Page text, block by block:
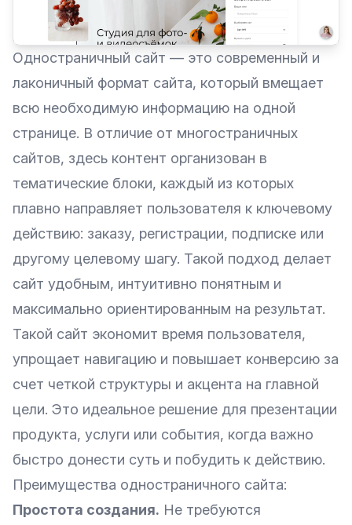
Одностраничный сайт — это современный и
лаконичный формат сайта, который вмещает
всю необходимую информацию на одной
странице. В отличие от многостраничных
сайтов, здесь контент организован в
тематические блоки, каждый из которых
плавно направляет пользователя к ключевому
действию: заказу, регистрации, подписке или
другому целевому шагу. Такой подход делает
сайт удобным, интуитивно понятным и
максимально ориентированным на результат.
Такой сайт экономит время пользователя,
упрощает навигацию и повышает конверсию за
счет четкой структуры и акцента на главной
цели. Это идеальное решение для презентации
продукта, услуги или события, когда важно
быстро донести суть и побудить к действию.
Преимущества одностраничного сайта:
Простота создания. Не требуются